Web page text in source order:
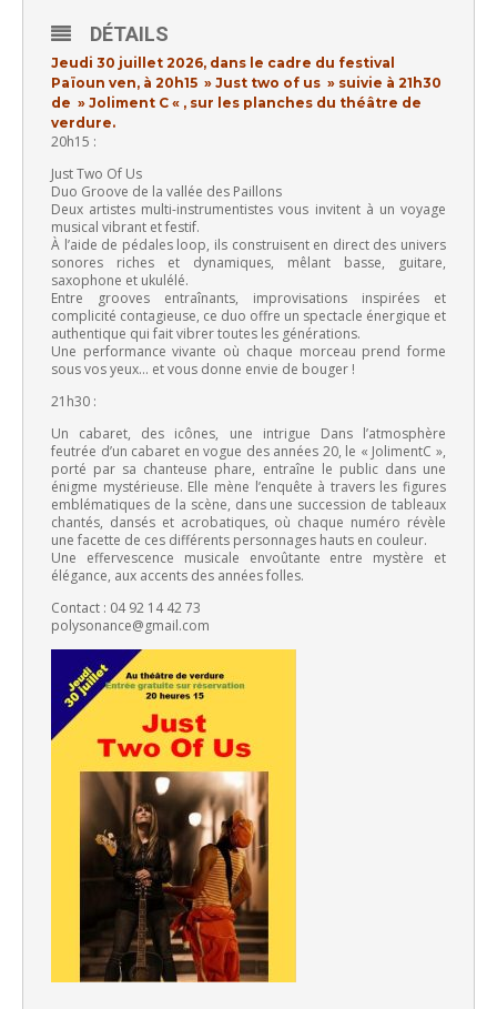
DÉTAILS
Jeudi 30 juillet 2026, dans le cadre du festival
Païoun ven, à 20h15 » Just two of us » suivie à 21h30
de » Joliment C « , sur les planches du théâtre de
verdure.
20h15 :
Just Two Of Us
Duo Groove de la vallée des Paillons
Deux artistes multi-instrumentistes vous invitent à un voyage
musical vibrant et festif.
À l’aide de pédales loop, ils construisent en direct des univers
sonores riches et dynamiques, mêlant basse, guitare,
saxophone et ukulélé.
Entre grooves entraînants, improvisations inspirées et
complicité contagieuse, ce duo offre un spectacle énergique et
authentique qui fait vibrer toutes les générations.
Une performance vivante où chaque morceau prend forme
sous vos yeux… et vous donne envie de bouger !
21h30 :
Un cabaret, des icônes, une intrigue Dans l’atmosphère
feutrée d’un cabaret en vogue des années 20, le « JolimentC »,
porté par sa chanteuse phare, entraîne le public dans une
énigme mystérieuse. Elle mène l’enquête à travers les figures
emblématiques de la scène, dans une succession de tableaux
chantés, dansés et acrobatiques, où chaque numéro révèle
une facette de ces différents personnages hauts en couleur.
Une effervescence musicale envoûtante entre mystère et
élégance, aux accents des années folles.
Contact : 04 92 14 42 73
polysonance@gmail.com